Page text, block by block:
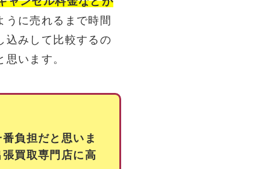
うに売れるまで時間
込みして比較するの
います。
負担だと思いま
買取専門店に高